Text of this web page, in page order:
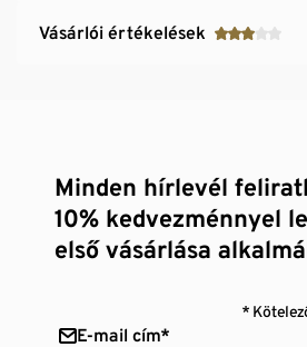
Vásárlói értékelések
Minden hírlevél
10% kedvezménnyel
első vásárlása
*
E-mail cím*